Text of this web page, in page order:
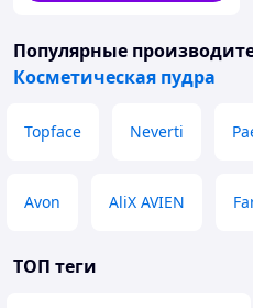
Популярные
Косметическая пудра
Topface Neverti
Avon AliX AVIEN
ТОП теги